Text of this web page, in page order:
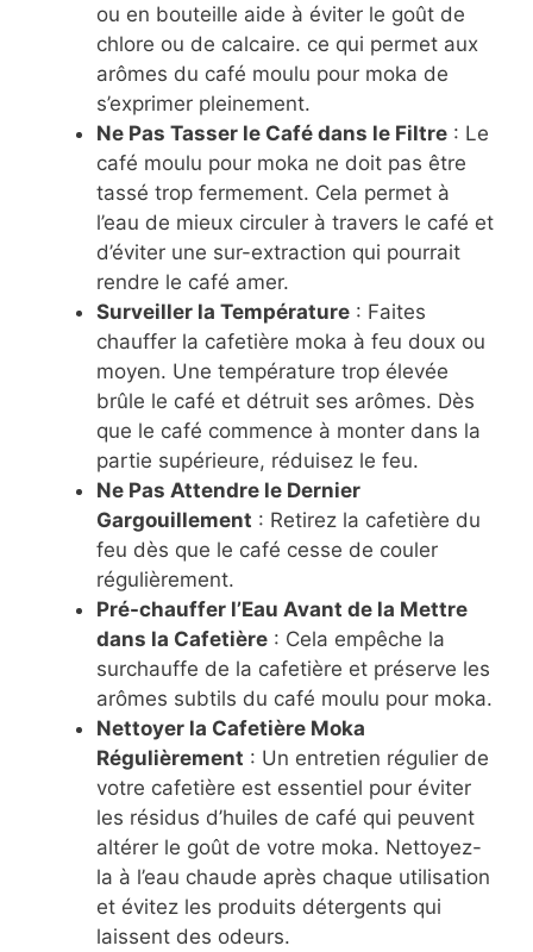
ou en bouteille aide à éviter le goût de
chlore ou de calcaire. ce qui permet aux
arômes du café moulu pour moka de
s’exprimer pleinement.
Ne Pas Tasser le Café dans le Filtre : Le
café moulu pour moka ne doit pas être
tassé trop fermement. Cela permet à
l’eau de mieux circuler à travers le café et
d’éviter une sur-extraction qui pourrait
rendre le café amer.
Surveiller la Température : Faites
chauffer la cafetière moka à feu doux ou
moyen. Une température trop élevée
brûle le café et détruit ses arômes. Dès
que le café commence à monter dans la
partie supérieure, réduisez le feu.
Ne Pas Attendre le Dernier
Gargouillement : Retirez la cafetière du
feu dès que le café cesse de couler
régulièrement.
Pré-chauffer l’Eau Avant de la Mettre
dans la Cafetière : Cela empêche la
surchauffe de la cafetière et préserve les
arômes subtils du café moulu pour moka.
Nettoyer la Cafetière Moka
Régulièrement : Un entretien régulier de
votre cafetière est essentiel pour éviter
les résidus d’huiles de café qui peuvent
altérer le goût de votre moka. Nettoyez-
la à l’eau chaude après chaque utilisation
et évitez les produits détergents qui
laissent des odeurs.